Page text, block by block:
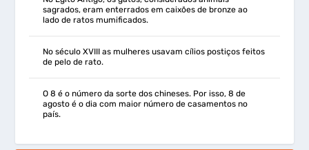
sagrados, eram enterrados em caixões de bronze ao
lado de ratos mumificados.
No século XVIII as mulheres usavam cílios postiços feitos
de pelo de rato.
O 8 é o número da sorte dos chineses. Por isso, 8 de
agosto é o dia com maior número de casamentos no
país.